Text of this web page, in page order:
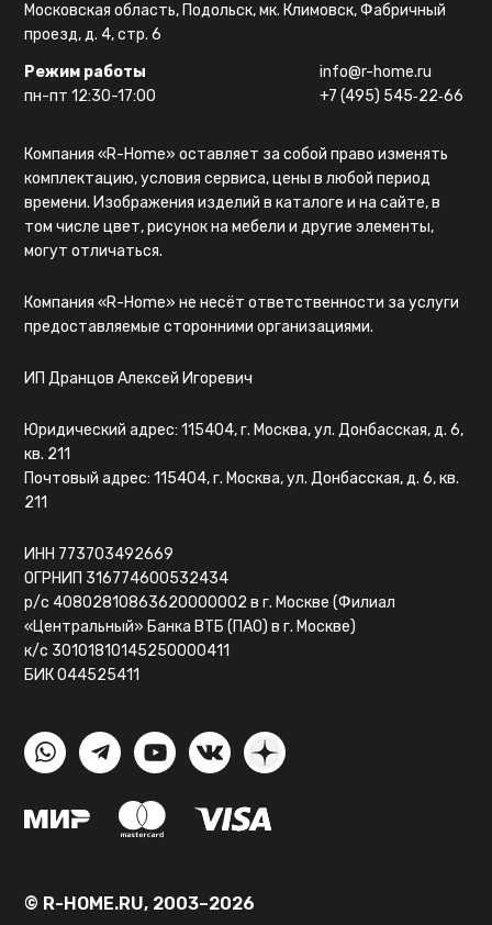
Московская область, Подольск, мк. Климовск, Фабричный
проезд, д. 4, стр. 6
Режим работы
пн-пт 12:30-17:00
info@r-home.ru
+7 (495) 545‑22‑66
Компания «R-Home» оставляет за собой право изменять
комплектацию, условия сервиса, цены в любой период
времени. Изображения изделий в каталоге и на сайте, в
том числе цвет, рисунок на мебели и другие элементы,
могут отличаться.
Компания «R-Home» не несёт ответственности за услуги
предоставляемые сторонними организациями.
ИП Дранцов Алексей Игоревич
Юридический адрес: 115404, г. Москва, ул. Донбасская, д. 6,
кв. 211
Почтовый адрес: 115404, г. Москва, ул. Донбасская, д. 6, кв.
211
ИНН 773703492669
ОГРНИП 316774600532434
р/с 40802810863620000002 в г. Москве (Филиал
«Центральный» Банка ВТБ (ПАО) в г. Москве)
к/с 30101810145250000411
БИК 044525411
© R-HOME.RU, 2003–2026